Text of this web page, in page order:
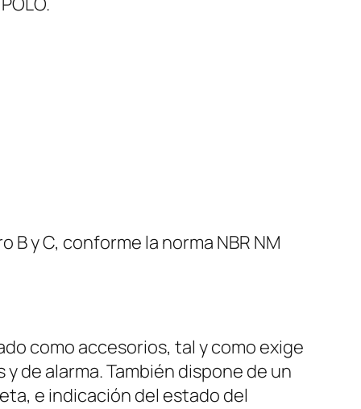
B y C, conforme la norma NBR NM
como accesorios, tal y como exige
y de alarma. También dispone de un
e indicación del estado del